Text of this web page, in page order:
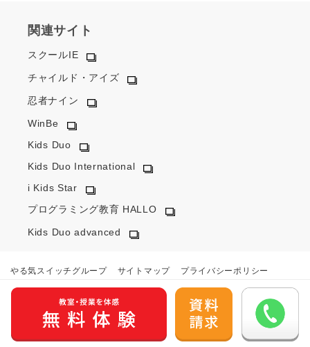
関連サイト
スクールIE
チャイルド・アイズ
忍者ナイン
WinBe
Kids Duo
Kids Duo International
i Kids Star
プログラミング教育 HALLO
Kids Duo advanced
やる気スイッチグループ サイトマップ
プライバシーポリシー
カスタマーハラスメントに対するポリシー
外部送信ポリシー 会社概要
© YARUKI Switch Group Co.,Ltd. All Rights Reserved.